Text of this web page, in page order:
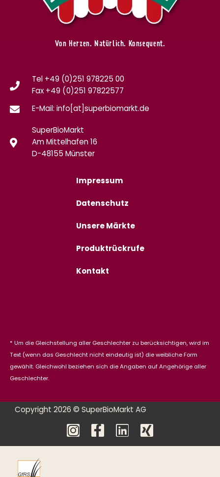
Von Herzen. Natürlich. Konsequent.
Tel +49 (0)251 978225 00
Fax +49 (0)251 97822577
E-Mail: info[at]superbiomarkt.de
SuperBioMarkt
Am Mittelhafen 16
D-48155 Münster
Impressum
Datenschutz
Unsere Märkte
Produktrückrufe
Kontakt
* Um die Gleichstellung aller Geschlechter zu berücksichtigen, wird im
Text (wenn das Geschlecht nicht eindeutig ist) die weibliche Form
gewählt. Gleichwohl beziehen sich die Angaben auf Angehörige aller
Geschlechter.
Copyright 2026 © SuperBioMarkt AG